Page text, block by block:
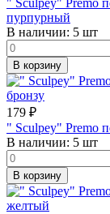
пурпурный
В наличии: 5 шт
В корзину
179 ₽
" Sculpey" Premo
В наличии: 5 шт
В корзину